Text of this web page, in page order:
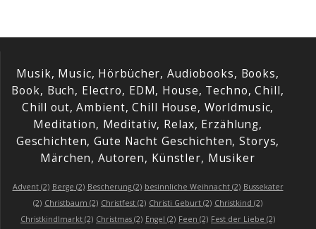
Musik, Music, Hörbücher, Audiobooks, Books,
Book, Buch, Electro, EDM, House, Techno, Chill,
Chill out, Ambient, Chill House, Worldmusic,
Meditation, Meditativ, Relax, Erzählung,
Geschichten, Gute Nacht Geschichten, Storys,
Märchen, Autoren, Künstler, Musiker
Advent(2) Berge (2) Bescherung(2) besinnliche Weihnacht(2) Bussekater
(2) Christbaum (2) Christfest (2) Christi Geburt (2) Christkind (2)
Christkindlmarkt (2) Christmas (2) Engel (2) Feen (2) Fest der Liebe (2)